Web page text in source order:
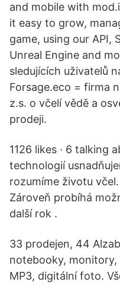
and mobile with
it easy to grow,
game, using our API,
Unreal Engine and
sledujících uživatelů
Forsage.eco = firma
z.s. o včelí vědě a
prodeji.
1126 likes · 6 talking
technologií
rozumíme životu
Zároveň probíhá
další rok .
33 prodejen, 44
notebooky, monitory,
MP3, digitální foto.